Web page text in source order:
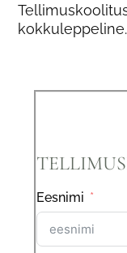
kokkuleppeline.
Eesnimi